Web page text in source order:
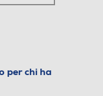
per chi ha